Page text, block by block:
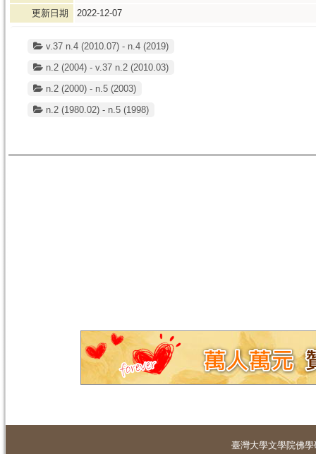
更新日期
2022-12-07
v.37 n.4 (2010.07) - n.4 (2019)
n.2 (2004) - v.37 n.2 (2010.03)
n.2 (2000) - n.5 (2003)
n.2 (1980.02) - n.5 (1998)
臺灣大學文學院佛